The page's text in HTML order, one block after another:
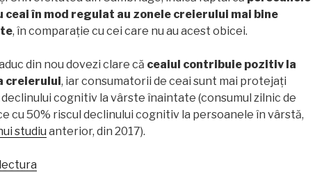
ceai în mod regulat au zonele creierului mai bine
, în comparație cu cei care nu au acest obicei.
din nou dovezi clare că ceaiul contribuie pozitiv la
creierului, iar consumatorii de ceai sunt mai protejați
cognitiv la vârste înaintate (consumul zilnic de
cu 50% riscul declinului cognitiv la persoanele în vârstă,
studiu anterior, din 2017).